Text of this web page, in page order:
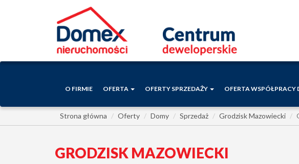
O FIRMIE OFERTA OFERTY SPRZEDAŻY OFERTA WSPÓŁPRACY
Strona główna Oferty Domy Sprzedaż Grodzisk Mazowiecki
GRODZISK MAZOWIECKI